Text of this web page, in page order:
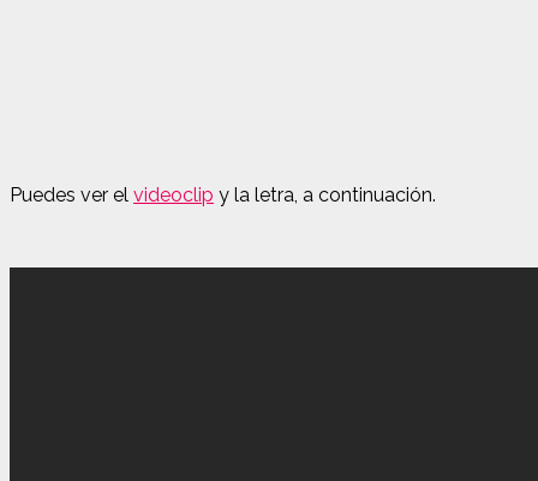
Puedes ver el videoclip y la letra, a continuación.